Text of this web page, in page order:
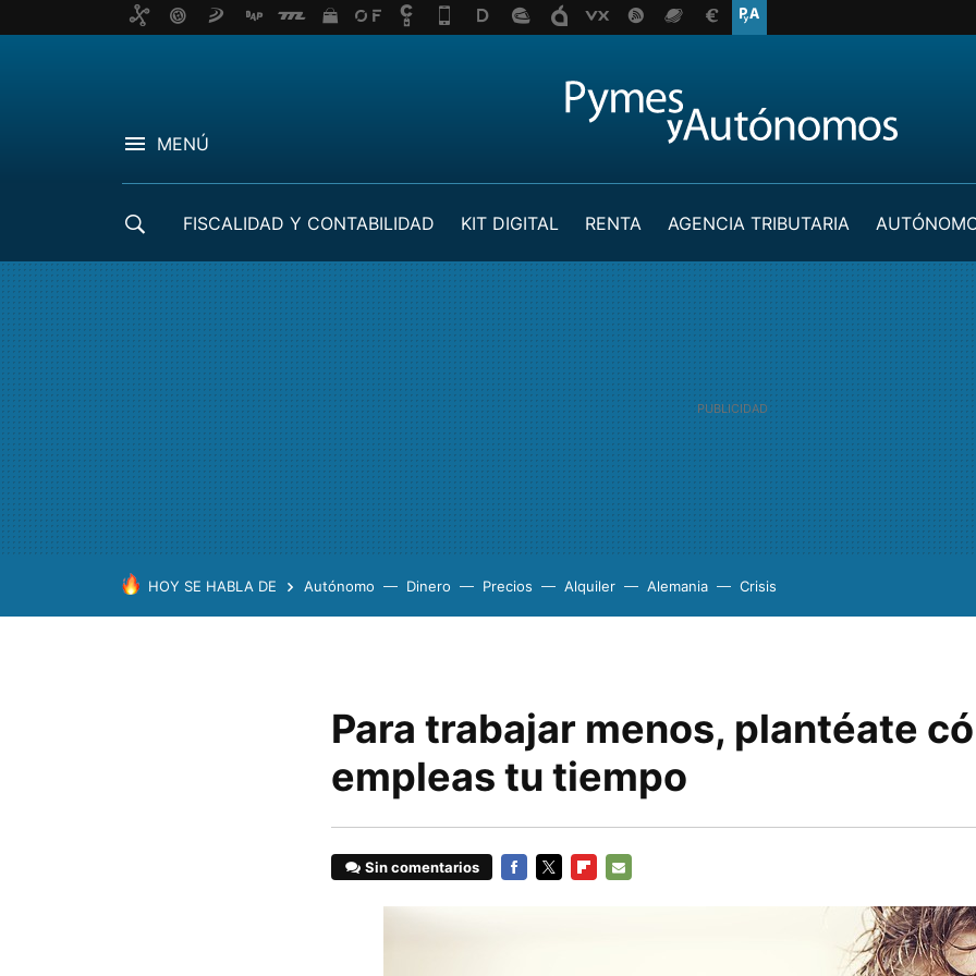
MENÚ
FISCALIDAD Y CONTABILIDAD KIT DIGITAL RENTA AGENCIA TRIBUTARIA
HOY SE HABLA DE Autónomo Dinero Precios Alquiler Alemania Crisis
Para trabajar menos, plantéate
empleas tu tiempo
Sin comentarios